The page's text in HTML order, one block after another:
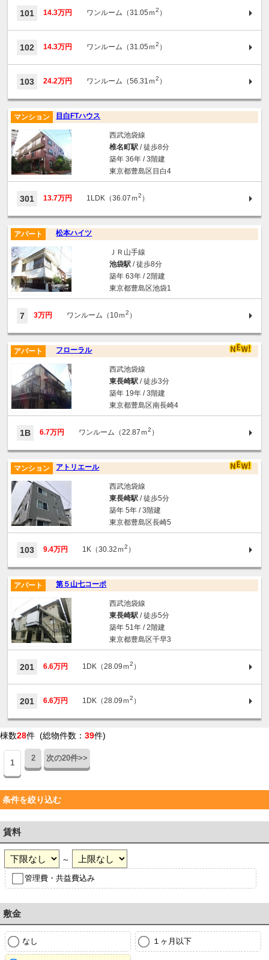
101 14.3万円 ワンルーム（31.05ｍ2 ）
102 14.3万円 ワンルーム（31.05ｍ2 ）
103 24.2万円 ワンルーム（56.31ｍ2 ）
目白FTハウス
マンション
西武池袋線
椎名町駅/ 徒歩8分
築年 36年 / 3階建
東京都豊島区目白4
301 13.7万円 1LDK（36.07ｍ2 ）
松本ハイツ
アパート
ＪＲ山手線
池袋駅/ 徒歩8分
築年 63年 / 2階建
東京都豊島区池袋1
7 3万円 ワンルーム（10ｍ2 ）
フローラル
アパート
西武池袋線
東長崎駅/ 徒歩3分
築年 19年 / 3階建
東京都豊島区南長崎4
1B 6.7万円 ワンルーム（22.87ｍ2 ）
アトリエール
マンション
西武池袋線
東長崎駅/ 徒歩5分
築年 5年 / 3階建
東京都豊島区長崎5
103 9.4万円 1K（30.32ｍ2 ）
第５山七コーポ
アパート
西武池袋線
東長崎駅/ 徒歩5分
築年 51年 / 2階建
東京都豊島区千早3
201 6.6万円 1DK（28.09ｍ2 ）
201 6.6万円 1DK（28.09ｍ2 ）
棟数28件 (総物件数： 39件)
1
2 次の20件>>
条件を絞り込む
賃料
～
管理費・共益費込み
敷金
なし １ヶ月以下